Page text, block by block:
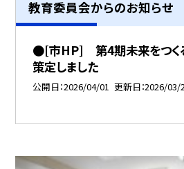
教育委員会からのお知らせ
●[市HP] 第4期未来をつく
策定しました
公開日 2026/04/01 更新日 2026/03/